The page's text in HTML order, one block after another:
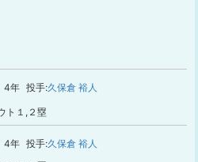
4年 投手:久保倉 裕人
ト１,２塁
4年 投手:久保倉 裕人